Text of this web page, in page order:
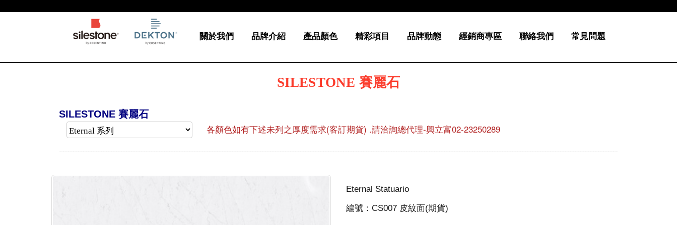
關於我們 品牌介紹 產品顏色 精彩項目 品牌動態 經銷商專區 聯絡我們 常見問題
SILESTONE 賽麗石
SILESTONE 賽麗石
各顏色如有下述未列之厚度需求(客訂期貨) .請洽詢總代理-興立富02-23250289
Eternal Statuario
編號：CS007 皮紋面(期貨)